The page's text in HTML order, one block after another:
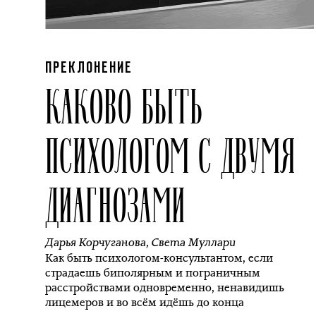
ПРЕКЛОНЕНИЕ
КАКОВО БЫТЬ
ПСИХОЛОГОМ С ДВУМЯ
ДИАГНОЗАМИ
Дарья Корчуганова, Света Муллари
Как быть психологом-консультантом, если
страдаешь биполярным и пограничным
расстройствами одновременно, ненавидишь
лицемеров и во всём идёшь до конца